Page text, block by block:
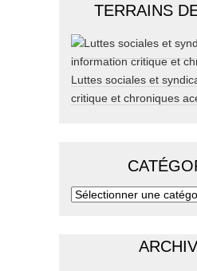
TERRAINS
Luttes sociales et
critique et chroniques